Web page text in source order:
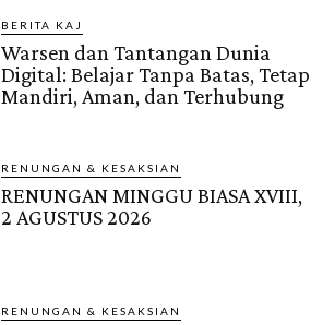
BERITA KAJ
Warsen dan Tantangan Dunia
Digital: Belajar Tanpa Batas, Tetap
Mandiri, Aman, dan Terhubung
RENUNGAN & KESAKSIAN
RENUNGAN MINGGU BIASA XVIII,
2 AGUSTUS 2026
RENUNGAN & KESAKSIAN